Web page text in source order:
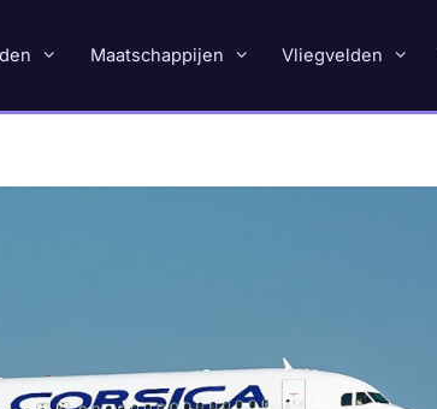
Maatschappijen Vliegvelden